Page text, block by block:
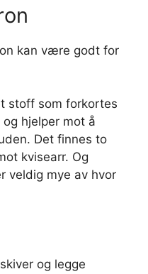
kan være godt for
stoff som forkortes
hjelper mot å
Det finnes to
kvisearr. Og
veldig mye av hvor
og legge